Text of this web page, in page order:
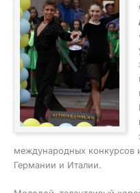
международных конкурсов
Германии и Италии.